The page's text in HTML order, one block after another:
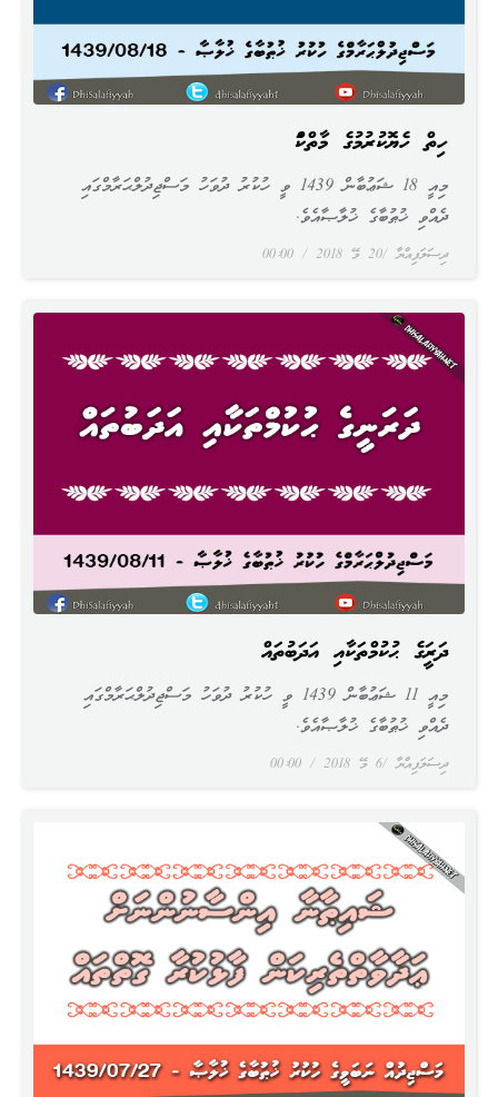
ހިތް ހެޔޮކުރުމުގެ މާތްކަން
ދިސަލަފިއްޔާ 20 މޭ 2018
މިއީ 18 ޝަޢުބާން 1439 ވީ ހުކުރު ދުވަހު މަސްޖިދުލްޙަރާމްގައި
ދެއްވި ޚުޠުބާގެ ޚުލާޞާއެވެ.
ދަރަނީގެ ޙުކުމްތަކާއި އަދަބުތައް
ދިސަލަފިއްޔާ 6 މޭ 2018
މިއީ 11 ޝަޢުބާން 1439 ވީ ހުކުރު ދުވަހު މަސްޖިދުލްޙަރާމްގައި
ދެއްވި ޚުޠުބާގެ ޚުލާޞާއެވެ.